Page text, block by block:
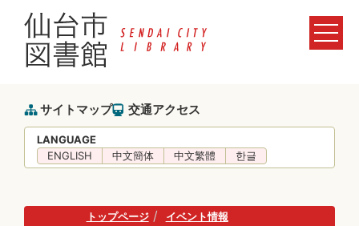
サイトマップ 交通アクセス
LANGUAGE
ENGLISH
中文簡体 中文繁體 한글
トップページ
イベント情報